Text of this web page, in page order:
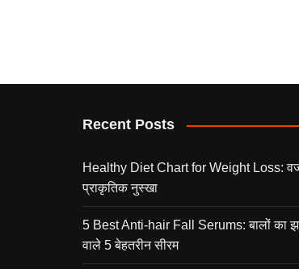
Recent Posts
Healthy Diet Chart for Weight Loss:
प्राकृतिक नुस्खा
5 Best Anti-hair Fall Serums: बालों का
वाले 5 बेहतरीन सीरम